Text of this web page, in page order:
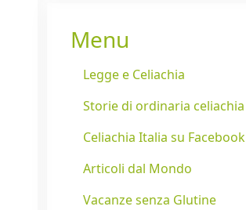
Menu
Legge e Celiachia
Storie di ordinaria celiachia
Celiachia Italia su Facebook
Articoli dal Mondo
Vacanze senza Glutine